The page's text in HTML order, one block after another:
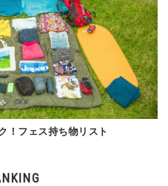
！フェス持ち物リスト